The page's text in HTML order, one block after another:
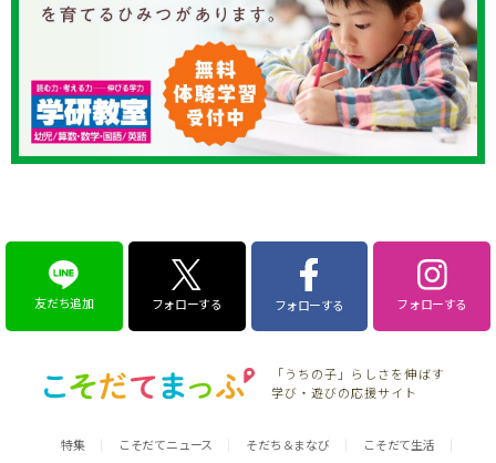
友だち追加 フォローする フォローする フォローする
「うちの子」らしさを伸ばす
学び・遊びの応援サイト
特集 こそだてニュース そだち＆まなび こそだて生活